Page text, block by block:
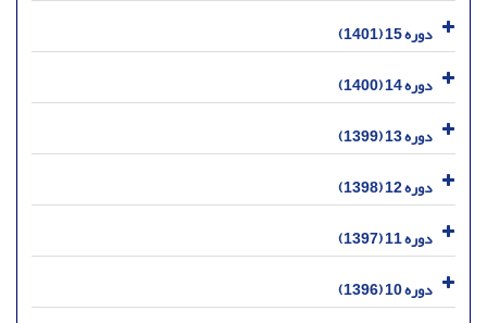
دوره 15 (1401)
دوره 14 (1400)
دوره 13 (1399)
دوره 12 (1398)
دوره 11 (1397)
دوره 10 (1396)